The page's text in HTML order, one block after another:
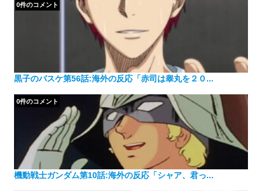
黒子のバスケ第56話:海外の反応「赤司は睾丸を２０...
0件のコメント
機動戦士ガンダム第10話:海外の反応「シャア、君っ...
0件のコメント